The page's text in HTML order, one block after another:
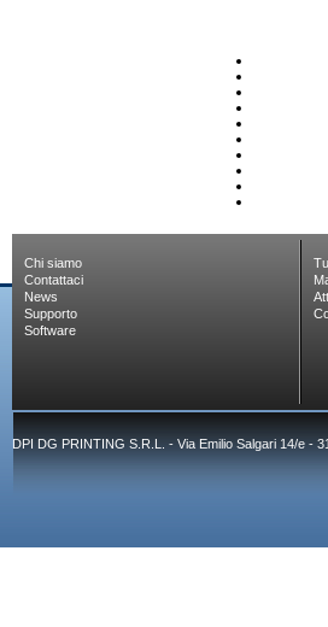
Chi siamo
Contattaci
News
Supporto
Software
DPI DG PRINTING S.R.L. - Via Emilio Salgari 14/e -